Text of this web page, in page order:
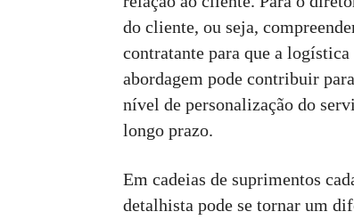
do cliente, ou seja,
contratante para que a
abordagem pode contribuir
nível de personalização do
longo prazo.
Em cadeias de suprimentos
detalhista pode se tornar um